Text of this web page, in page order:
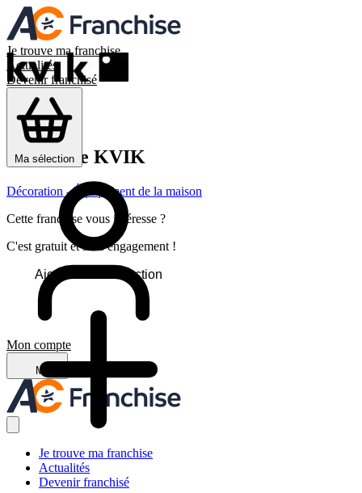
Je trouve ma franchise
Actualités
Devenir franchisé
Ma sélection
Mon compte
Menu
Je trouve ma franchise
Actualités
Devenir franchisé
Franchise KVIK
Décoration - Équipement de la maison
Cette franchise vous intéresse ?
C'est gratuit et sans engagement !
Ajouter à ma sélection